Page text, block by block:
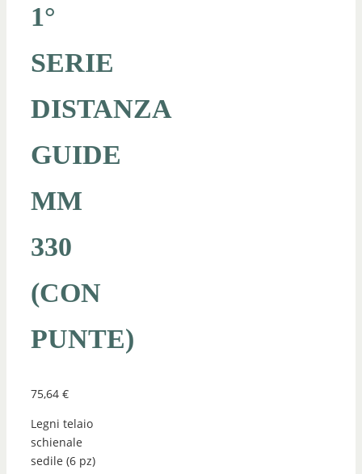
1°
SERIE
DISTANZA
GUIDE
MM
330
(CON
PUNTE)
75,64 €
Legni telaio
schienale
sedile (6 pz)